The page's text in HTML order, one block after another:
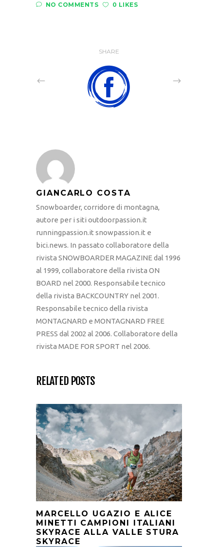
NO COMMENTS 0 LIKES
SHARE
GIANCARLO COSTA
Snowboarder, corridore di montagna,
autore per i siti outdoorpassion.it
runningpassion.it snowpassion.it e
bici.news. In passato collaboratore della
rivista SNOWBOARDER MAGAZINE dal 1996
al 1999, collaboratore della rivista ON
BOARD nel 2000. Responsabile tecnico
della rivista BACKCOUNTRY nel 2001.
Responsabile tecnico della rivista
MONTAGNARD e MONTAGNARD FREE
PRESS dal 2002 al 2006. Collaboratore della
rivista MADE FOR SPORT nel 2006.
RELATED POSTS
MARCELLO UGAZIO E ALICE
MINETTI CAMPIONI ITALIANI
SKYRACE ALLA VALLE STURA
SKYRACE